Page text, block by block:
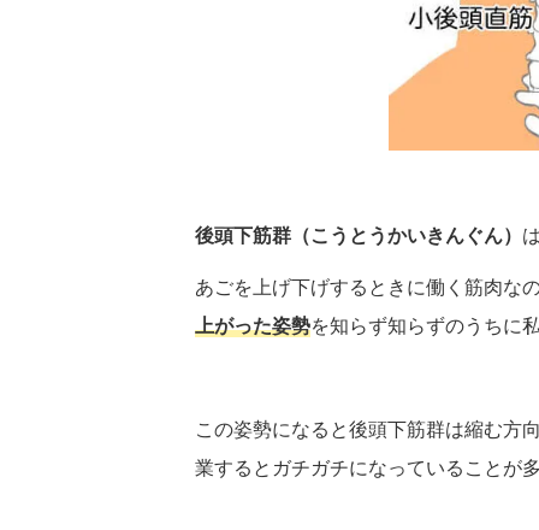
後頭下筋群（こうとうかいきんぐん）
あごを上げ下げするときに働く筋肉な
上がった姿勢を知らず知らずのうちに
この姿勢になると後頭下筋群は縮む方
業するとガチガチになっていることが